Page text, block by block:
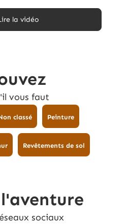
la vidéo
vous faut
classé Peinture
Revêtements de sol
sociaux